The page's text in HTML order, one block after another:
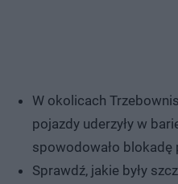
W okolicach
pojazdy uderzyły w
spowodowało blokadę
Sprawdź, jakie były